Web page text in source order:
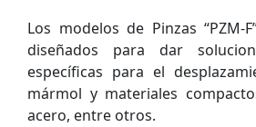
Los modelos de Pinzas “PZM-
diseñados para dar
específicas para el
mármol y materiales
acero, entre otros.